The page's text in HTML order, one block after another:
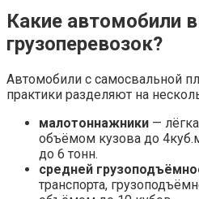
Какие автомобили
грузоперевозок?
Автомобили с самосвальной
практики разделяют на
малотоннажники —
объёмом кузова до
до 6 тонн.
средней
транспорта,